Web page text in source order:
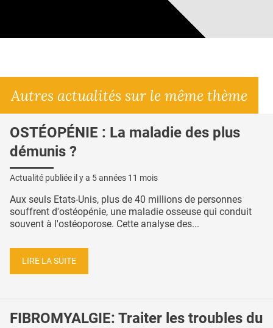
Autres actualités sur le même thème
OSTÉOPÉNIE : La maladie des plus
démunis ?
Actualité publiée il y a 5 années 11 mois
Aux seuls Etats-Unis, plus de 40 millions de personnes
souffrent d'ostéopénie, une maladie osseuse qui conduit
souvent à l'ostéoporose. Cette analyse des...
LIRE LA SUITE
FIBROMYALGIE: Traiter les troubles du